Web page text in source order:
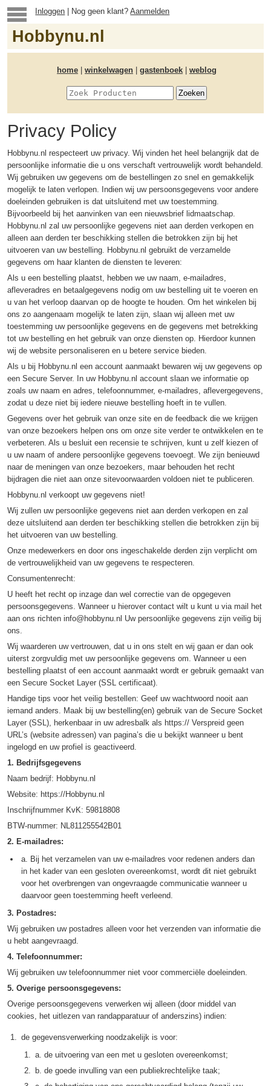
Inloggen | Nog geen klant?Aanmelden
Hobbynu.nl
home winkelwagen gastenboek weblog
Privacy Policy
Hobbynu.nl respecteert uw privacy. Wij vinden het heel belangrijk dat de
persoonlijke informatie die u ons verschaft vertrouwelijk wordt behandeld.
Wij gebruiken uw gegevens om de bestellingen zo snel en gemakkelijk
mogelijk te laten verlopen. Indien wij uw persoonsgegevens voor andere
doeleinden gebruiken is dat uitsluitend met uw toestemming.
Bijvoorbeeld bij het aanvinken van een nieuwsbrief lidmaatschap.
Hobbynu.nl zal uw persoonlijke gegevens niet aan derden verkopen en
alleen aan derden ter beschikking stellen die betrokken zijn bij het
uitvoeren van uw bestelling. Hobbynu.nl gebruikt de verzamelde
gegevens om haar klanten de diensten te leveren:
Als u een bestelling plaatst, hebben we uw naam, e-mailadres,
afleveradres en betaalgegevens nodig om uw bestelling uit te voeren en
u van het verloop daarvan op de hoogte te houden. Om het winkelen bij
ons zo aangenaam mogelijk te laten zijn, slaan wij alleen met uw
toestemming uw persoonlijke gegevens en de gegevens met betrekking
tot uw bestelling en het gebruik van onze diensten op. Hierdoor kunnen
wij de website personaliseren en u betere service bieden.
Als u bij Hobbynu.nl een account aanmaakt bewaren wij uw gegevens op
een Secure Server. In uw Hobbynu.nl account slaan we informatie op
zoals uw naam en adres, telefoonnummer, e-mailadres, aflevergegevens,
zodat u deze niet bij iedere nieuwe bestelling hoeft in te vullen.
Gegevens over het gebruik van onze site en de feedback die we krijgen
van onze bezoekers helpen ons om onze site verder te ontwikkelen en te
verbeteren. Als u besluit een recensie te schrijven, kunt u zelf kiezen of
u uw naam of andere persoonlijke gegevens toevoegt. We zijn benieuwd
naar de meningen van onze bezoekers, maar behouden het recht
bijdragen die niet aan onze sitevoorwaarden voldoen niet te publiceren.
Hobbynu.nl verkoopt uw gegevens niet!
Wij zullen uw persoonlijke gegevens niet aan derden verkopen en zal
deze uitsluitend aan derden ter beschikking stellen die betrokken zijn bij
het uitvoeren van uw bestelling.
Onze medewerkers en door ons ingeschakelde derden zijn verplicht om
de vertrouwelijkheid van uw gegevens te respecteren.
Consumentenrecht:
U heeft het recht op inzage dan wel correctie van de opgegeven
persoonsgegevens. Wanneer u hierover contact wilt u kunt u via mail het
aan ons richten info@hobbynu.nl Uw persoonlijke gegevens zijn veilig bij
ons.
Wij waarderen uw vertrouwen, dat u in ons stelt en wij gaan er dan ook
uiterst zorgvuldig met uw persoonlijke gegevens om. Wanneer u een
bestelling plaatst of een account aanmaakt wordt er gebruik gemaakt van
een Secure Socket Layer (SSL certificaat).
Handige tips voor het veilig bestellen: Geef uw wachtwoord nooit aan
iemand anders. Maak bij uw bestelling(en) gebruik van de Secure Socket
Layer (SSL), herkenbaar in uw adresbalk als https:// Verspreid geen
URL’s (website adressen) van pagina’s die u bekijkt wanneer u bent
ingelogd en uw profiel is geactiveerd.
1. Bedrijfsgegevens
Naam bedrijf: Hobbynu.nl
Website: https://Hobbynu.nl
Inschrijfnummer KvK: 59818808
BTW-nummer: NL811255542B01
2. E-mailadres:
a. Bij het verzamelen van uw e-mailadres voor redenen anders dan
in het kader van een gesloten overeenkomst, wordt dit niet gebruikt
voor het overbrengen van ongevraagde communicatie wanneer u
daarvoor geen toestemming heeft verleend.
3. Postadres:
Wij gebruiken uw postadres alleen voor het verzenden van informatie die
u hebt aangevraagd.
4. Telefoonnummer:
Wij gebruiken uw telefoonnummer niet voor commerciële doeleinden.
5. Overige persoonsgegevens:
Overige persoonsgegevens verwerken wij alleen (door middel van
cookies, het uitlezen van randapparatuur of anderszins) indien:
de gegevensverwerking noodzakelijk is voor:
a. de uitvoering van een met u gesloten overeenkomst;
b. de goede invulling van een publiekrechtelijke taak;